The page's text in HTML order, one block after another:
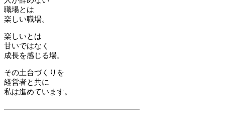
職場とは
楽しい職場。
楽しいとは
甘いではなく
成長を感じる場。
その土台づくりを
経営者と共に
私は進めています。
――――――――――――――――――